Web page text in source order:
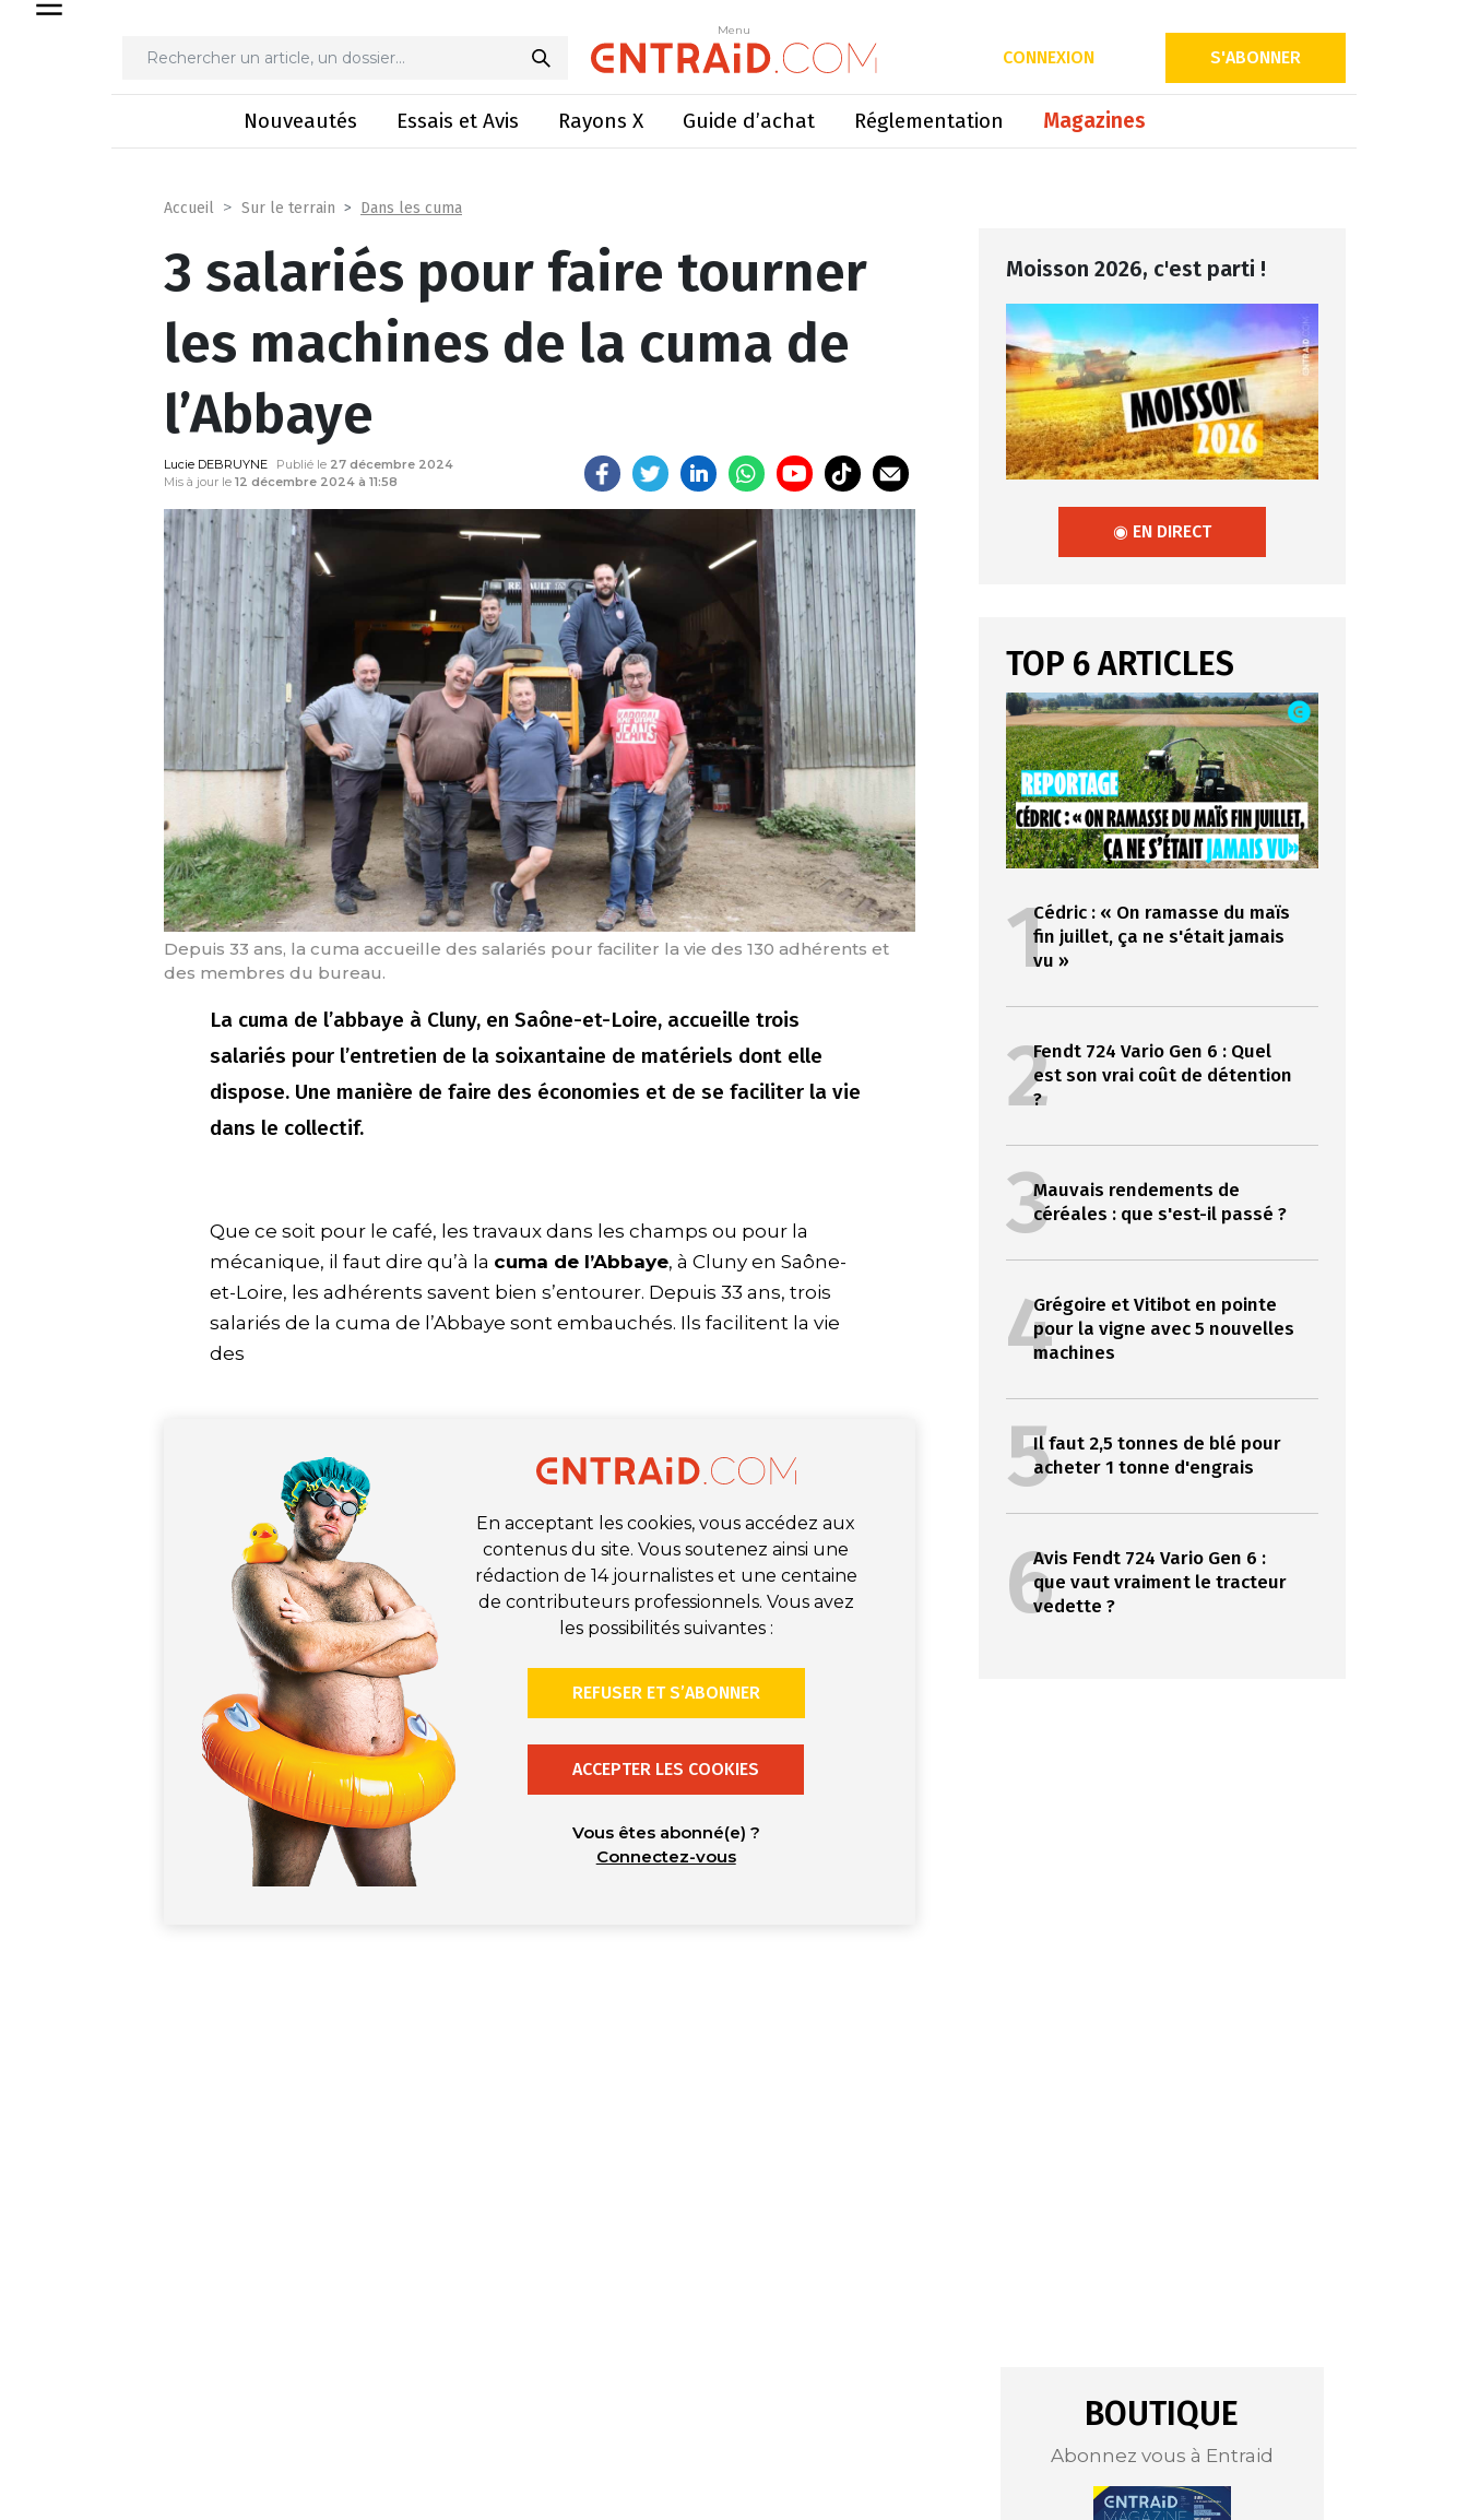
Menu
CONNEXION S'ABONNER
Nouveautés Essais et Avis Rayons X Guide d’achat Réglementation Magazines
Menu
3 salariés pour faire tourner les machines de la cuma de l’Abbaye
Accueil Sur le terrain Dans les cuma
3 salariés pour faire tourner
les machines de la cuma de
l’Abbaye
Lucie DEBRUYNE Publié le 27 décembre 2024
Mis à jour le 12 décembre 2024 à 11:58
Depuis 33 ans, la cuma accueille des salariés pour faciliter la vie des 130 adhérents et
des membres du bureau.
La cuma de l’abbaye à Cluny, en Saône-et-Loire, accueille trois
salariés pour l’entretien de la soixantaine de matériels dont elle
dispose. Une manière de faire des économies et de se faciliter la vie
dans le collectif.
Que ce soit pour le café, les travaux dans les champs ou pour la
mécanique, il faut dire qu’à la cuma de l’Abbaye, à Cluny en Saône-
et-Loire, les adhérents savent bien s’entourer. Depuis 33 ans, trois
salariés de la cuma de l’Abbaye sont embauchés. Ils facilitent la vie
des
En acceptant les cookies, vous accédez aux
contenus du site. Vous soutenez ainsi une
rédaction de 14 journalistes et une centaine
de contributeurs professionnels. Vous avez
les possibilités suivantes :
REFUSER ET S’ABONNER
ACCEPTER LES COOKIES
Vous êtes abonné(e) ?
Connectez-vous
Moisson 2026, c'est parti !
◉ EN DIRECT
TOP 6 ARTICLES
1Cédric : « On ramasse du maïs
fin juillet, ça ne s'était jamais
vu »
2Fendt 724 Vario Gen 6 : Quel
est son vrai coût de détention
?
3Mauvais rendements de
céréales : que s'est-il passé ?
4Grégoire et Vitibot en pointe
pour la vigne avec 5 nouvelles
machines
5Il faut 2,5 tonnes de blé pour
acheter 1 tonne d'engrais
6Avis Fendt 724 Vario Gen 6 :
que vaut vraiment le tracteur
vedette ?
BOUTIQUE
Abonnez vous à Entraid